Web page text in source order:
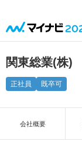
関東総業(株)
正社員 既卒可
会社概要